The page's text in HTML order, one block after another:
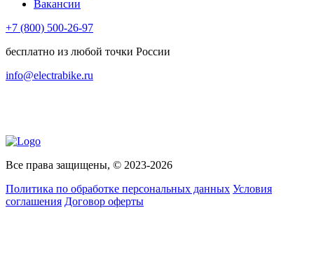
Вакансии
+7 (800) 500-26-97
бесплатно из любой точки России
info@electrabike.ru
Все права защищены, © 2023-2026
Политика по обработке персональных данных Условия
соглашения Договор оферты